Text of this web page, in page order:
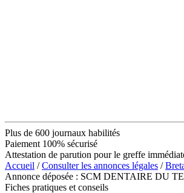
Plus de 600 journaux habilités
Paiement 100% sécurisé
Attestation de parution pour le greffe
Accueil /Consulter les annonces légales /
Annonce déposée : SCM DENTAIRE DU
Fiches pratiques et conseils